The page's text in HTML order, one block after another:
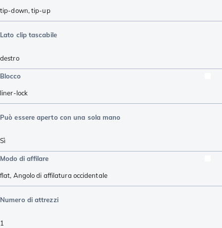
tip-down,tip-up
Lato clip tascabile
destro
Blocco
liner-lock
Può essere aperto con una sola mano
Sì
Modo di affilare
flat, Angolo di affilatura occidentale
Numero di attrezzi
1